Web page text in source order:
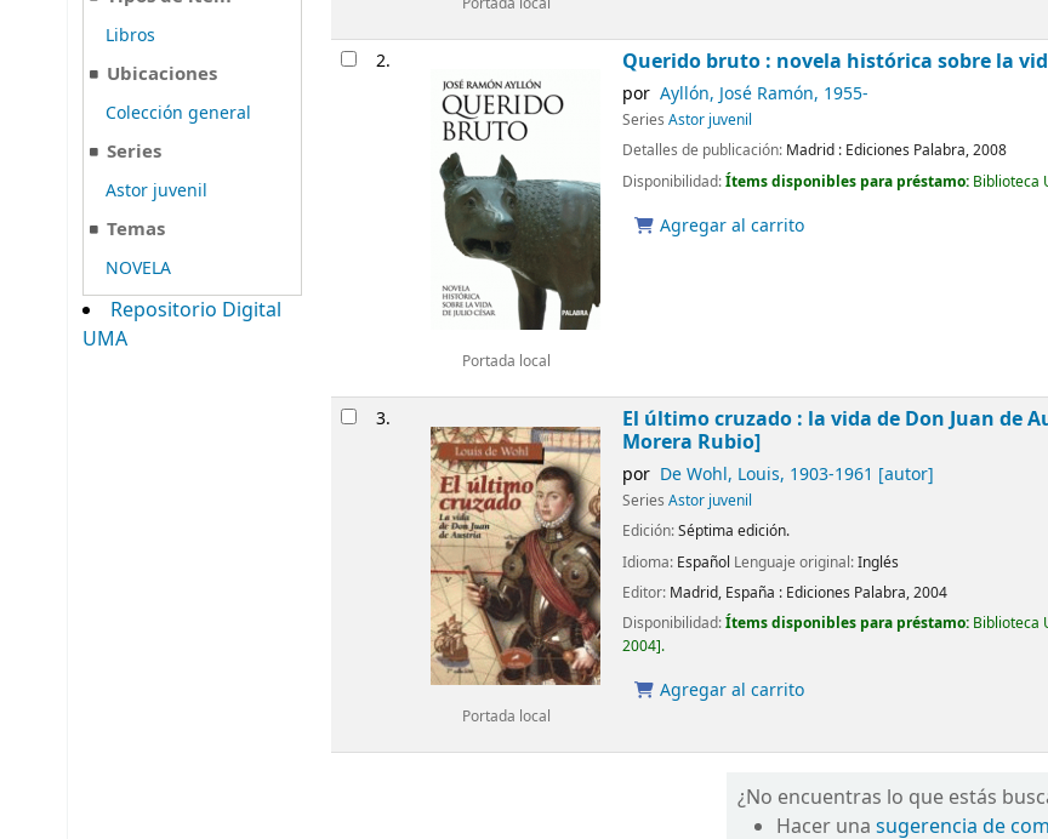
Libros
Ubicaciones
Colección general
Series
Astor juvenil
Temas
NOVELA
Repositorio Digital
UMA
Portada local
2.
Portada local
Querido bruto : novela histórica sobre la
por Ayllón, José Ramón, 1955-
SeriesAstor juvenil
Detalles de publicación: Madrid : Ediciones Palabra,2008
Disponibilidad:Ítems disponibles para préstamo: Biblioteca
Agregar al carrito
3.
Portada local
El último cruzado : la vida de Don Juan de
Morera Rubio]
por De Wohl, Louis, 1903-1961 [autor]
SeriesAstor juvenil
Edición:Séptima edición.
Idioma: Español Lenguaje original:Inglés
Editor: Madrid, España : Ediciones Palabra,2004
Disponibilidad:Ítems disponibles para préstamo: Biblioteca
2004 .
Agregar al carrito
¿No encuentras lo que estás
Hacer unasugerencia de